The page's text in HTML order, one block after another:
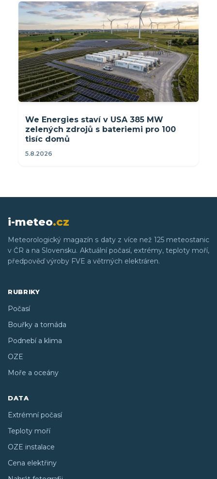
We Energies staví v USA 385 MW
zelených zdrojů s bateriemi pro 100
tisíc domů
5.8.2026
i-meteo.cz
Meteorologický magazín s daty z více než 125 meteostanic
v ČR a na Slovensku. Aktuální počasí, extrémy, teploty moří,
předpověď výroby FVE a větrných elektráren.
RUBRIKY
Počasí
Bouřky a tornáda
Podnebí a klima
OZE
Moře a oceány
DATA
Extrémní počasí
Teploty moří
OZE instalace
Cena elektřiny